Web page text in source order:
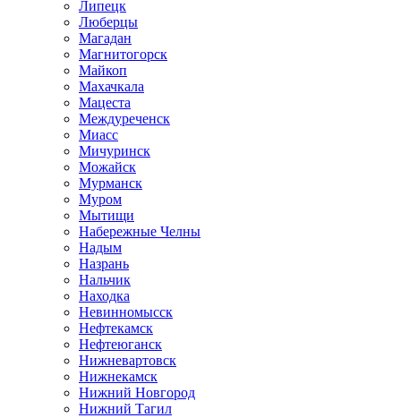
Липецк
Люберцы
Магадан
Магнитогорск
Майкоп
Махачкала
Мацеста
Междуреченск
Миасс
Мичуринск
Можайск
Мурманск
Муром
Мытищи
Набережные Челны
Надым
Назрань
Нальчик
Находка
Невинномысск
Нефтекамск
Нефтеюганск
Нижневартовск
Нижнекамск
Нижний Новгород
Нижний Тагил